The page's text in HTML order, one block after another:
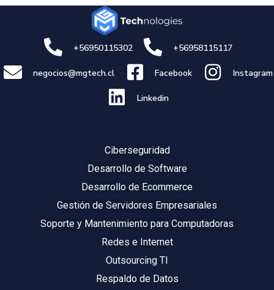
+56950115302 +56958115117
negocios@mgtech.cl Facebook Instagram
Linkedin
Ciberseguridad
Desarrollo de Software
Desarrollo de Ecommerce
Gestión de Servidores Empresariales
Soporte y Mantenimiento para Computadoras
Redes e Internet
Outsourcing TI
Respaldo de Datos